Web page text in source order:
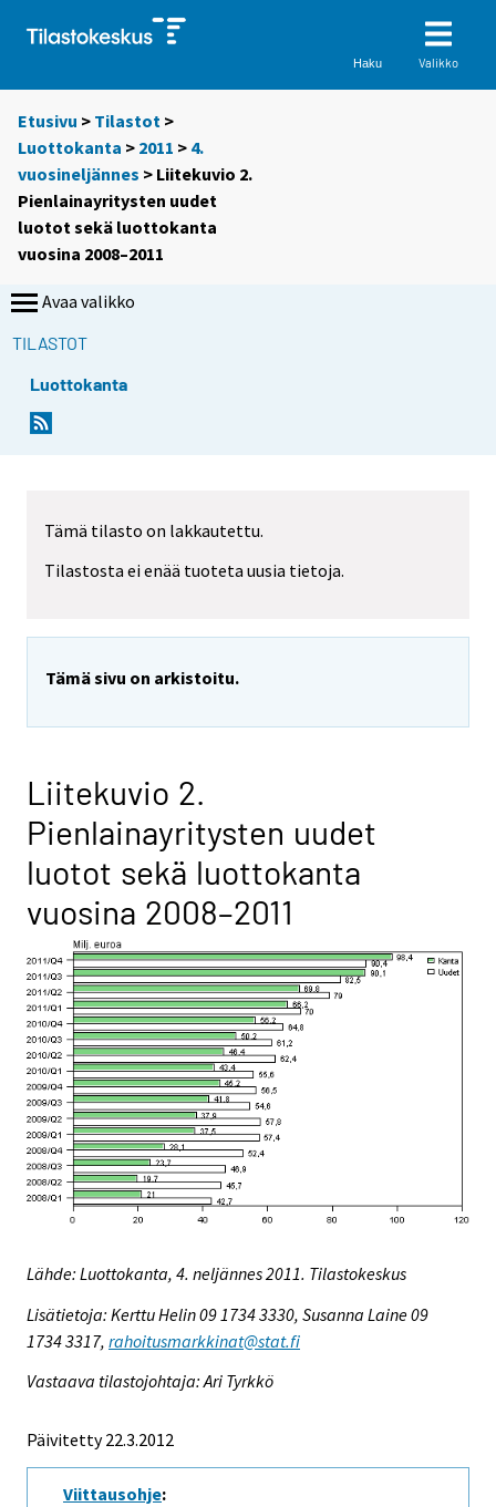
Haku Valikko
Etusivu > Tilastot >
Luottokanta > 2011 > 4.
vuosineljännes > Liitekuvio 2.
Pienlainayritysten uudet
luotot sekä luottokanta
vuosina 2008–2011
Avaa valikko
TILASTOT
Luottokanta
Tämä tilasto on lakkautettu.
Tilastosta ei enää tuoteta uusia tietoja.
Tämä sivu on arkistoitu.
Liitekuvio 2.
Pienlainayritysten uudet
luotot sekä luottokanta
vuosina 2008–2011
Lähde: Luottokanta, 4. neljännes 2011. Tilastokeskus
Lisätietoja: Kerttu Helin 09 1734 3330, Susanna Laine 09
1734 3317, rahoitusmarkkinat@stat.fi
Vastaava tilastojohtaja: Ari Tyrkkö
Päivitetty 22.3.2012
Viittausohje: